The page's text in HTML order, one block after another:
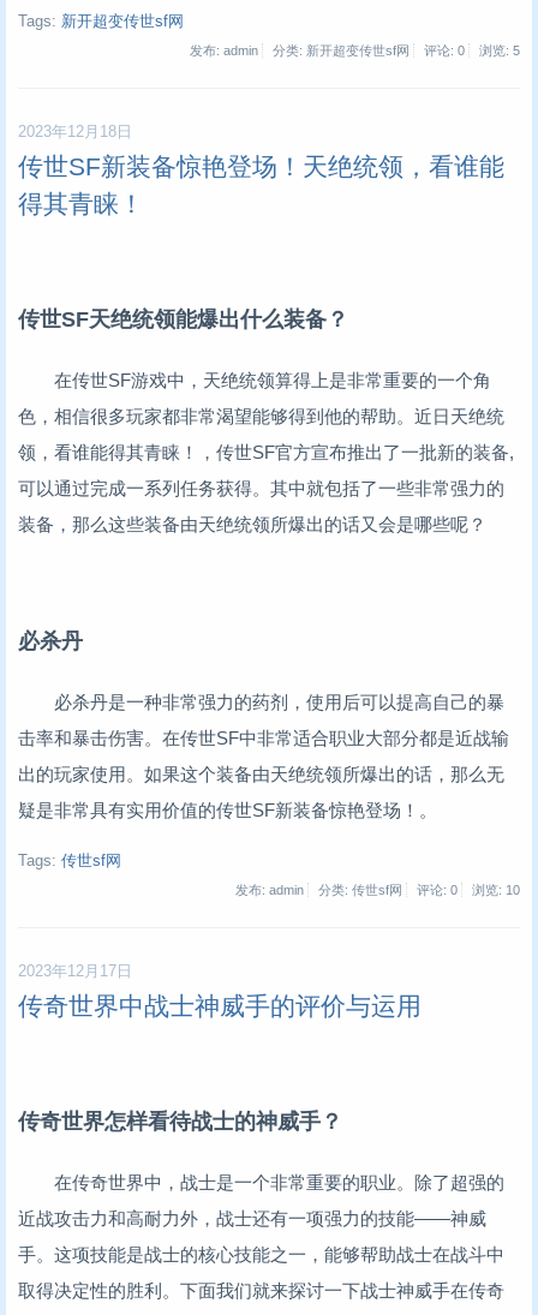
Tags: 新开超变传世sf网
发布: admin 分类: 新开超变传世sf网 评论: 0 浏览: 5
2023年12月18日
传世SF新装备惊艳登场！天绝统领，看谁能
得其青睐！
传世SF天绝统领能爆出什么装备？
在传世SF游戏中，天绝统领算得上是非常重要的一个角
色，相信很多玩家都非常渴望能够得到他的帮助。近日天绝统
领，看谁能得其青睐！，传世SF官方宣布推出了一批新的装备,
可以通过完成一系列任务获得。其中就包括了一些非常强力的
装备，那么这些装备由天绝统领所爆出的话又会是哪些呢？
必杀丹
必杀丹是一种非常强力的药剂，使用后可以提高自己的暴
击率和暴击伤害。在传世SF中非常适合职业大部分都是近战输
出的玩家使用。如果这个装备由天绝统领所爆出的话，那么无
疑是非常具有实用价值的传世SF新装备惊艳登场！。
Tags: 传世sf网
发布: admin 分类: 传世sf网 评论: 0 浏览: 10
2023年12月17日
传奇世界中战士神威手的评价与运用
传奇世界怎样看待战士的神威手？
在传奇世界中，战士是一个非常重要的职业。除了超强的
近战攻击力和高耐力外，战士还有一项强力的技能——神威
手。这项技能是战士的核心技能之一，能够帮助战士在战斗中
取得决定性的胜利。下面我们就来探讨一下战士神威手在传奇